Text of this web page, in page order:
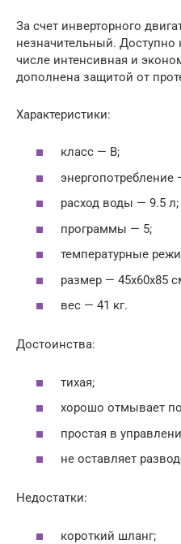
За счет инверторного
незначительный.
числе интенсивная и
дополнена защитой от
Характеристики:
класс — В;
энергопотребление
расход воды — 9.5 л;
программы — 5;
температурные
размер — 45x60x85
вес — 41 кг.
Достоинства:
тихая;
хорошо отмывает
простая в
не оставляет
Недостатки:
короткий шланг;